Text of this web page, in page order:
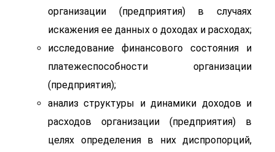
организации (предприятия) в случаях
искажения ее данных о доходах и расходах;
исследование финансового состояния и
платежеспособности организации
(предприятия);
анализ структуры и динамики доходов и
расходов организации (предприятия) в
целях определения в них диспропорций,